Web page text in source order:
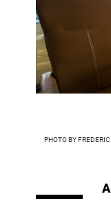
PHOTO BY